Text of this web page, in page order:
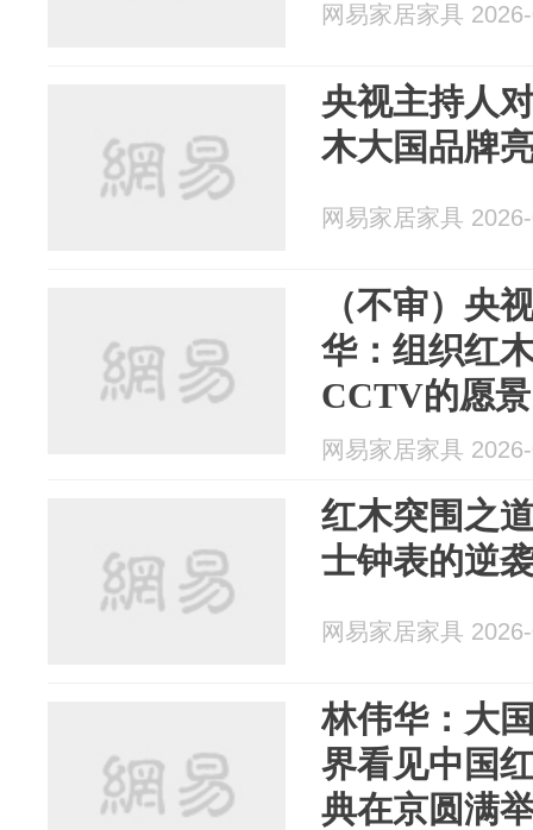
网易家居家具
央视主持人
木大国品牌
网易家居家具
（不审）央
华：组织红
CCTV的愿景
网易家居家具
红木突围之
士钟表的逆
网易家居家具
林伟华：大
界看见中国
典在京圆满